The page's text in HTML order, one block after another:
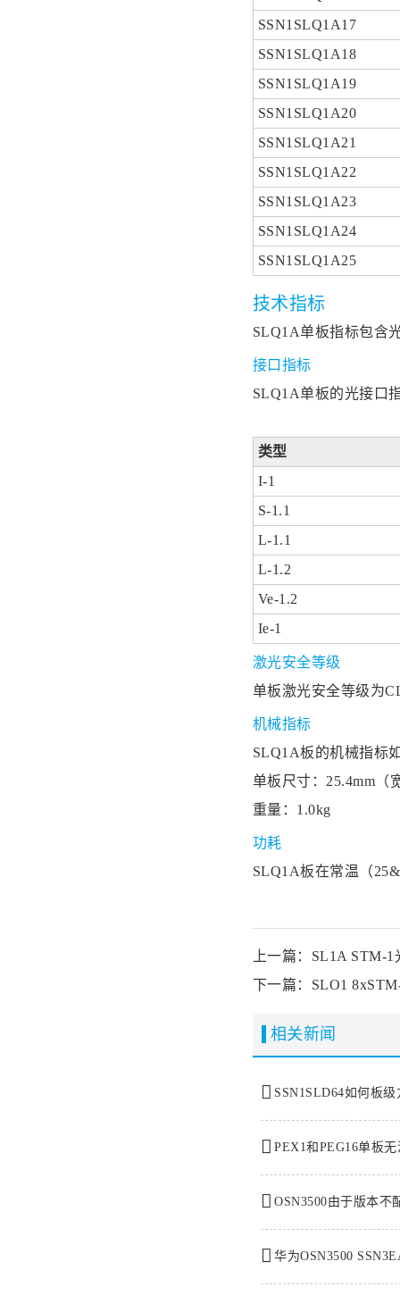
SSN1SLQ1A17
SSN1SLQ1A18
SSN1SLQ1A19
SSN1SLQ1A20
SSN1SLQ1A21
SSN1SLQ1A22
SSN1SLQ1A23
SSN1SLQ1A24
SSN1SLQ1A25
技术指标
SLQ1A单板指标包含
接口指标
SLQ1A单板的光接口
类型
I-1
S-1.1
L-1.1
L-1.2
Ve-1.2
Ie-1
激光安全等级
单板激光安全等级为
机械指标
SLQ1A板的机械指标
单板尺寸：25.4mm（
重量：1.0kg
功耗
SLQ1A板在常温（
上一篇：SL1A STM-
下一篇：SLO1
相关新闻
SSN1SLD64如何板
PEX1和PEG16单板
OSN3500由于版本不
华为OSN3500